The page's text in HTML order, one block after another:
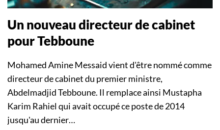
Un nouveau directeur de cabinet
pour Tebboune
Mohamed Amine Messaid vient d'être nommé comme
directeur de cabinet du premier ministre,
Abdelmadjid Tebboune. Il remplace ainsi Mustapha
Karim Rahiel qui avait occupé ce poste de 2014
jusqu'au dernier…